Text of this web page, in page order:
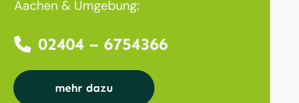
Aachen & Umgebung:
02404 – 6754366
mehr dazu